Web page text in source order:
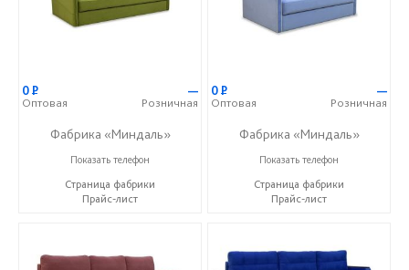
0Р
Оптовая
—
Розничная
Фабрика «Миндаль»
+7 (927) 630-62-82
Показать телефон
Страница фабрики
Прайс-лист
0Р
Оптовая
—
Розничная
Фабрика «Миндаль»
+7 (927) 630-62-82
Показать телефон
Страница фабрики
Прайс-лист